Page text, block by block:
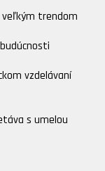
trendom
vzdelávaní
s umelou